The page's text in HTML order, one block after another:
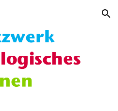
Skip to navigation